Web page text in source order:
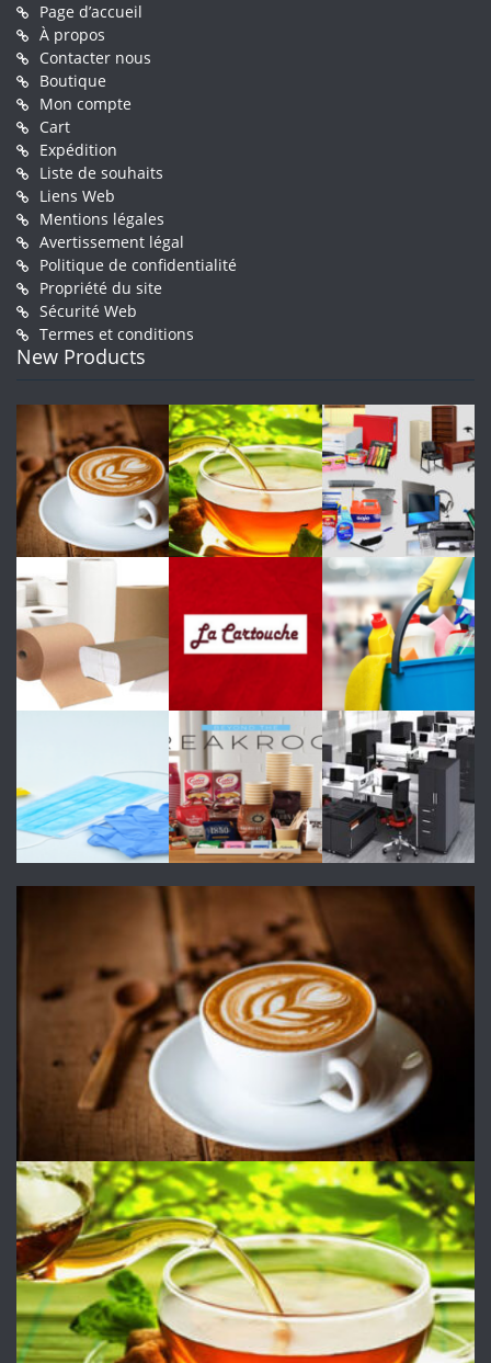
Page d’accueil
À propos
Contacter nous
Boutique
Mon compte
Cart
Expédition
Liste de souhaits
Liens Web
Mentions légales
Avertissement légal
Politique de confidentialité
Propriété du site
Sécurité Web
Termes et conditions
New Products